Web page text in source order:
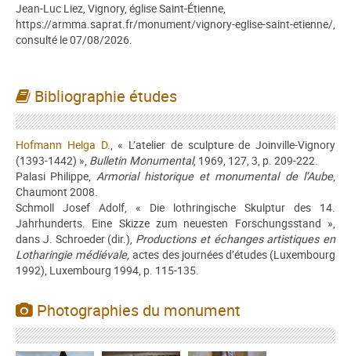
Jean-Luc Liez, Vignory, église Saint-Étienne,
https://armma.saprat.fr/monument/vignory-eglise-saint-etienne/,
consulté le 07/08/2026.
Bibliographie études
Hofmann Helga D.
, « L’atelier de sculpture de Joinville-Vignory
(1393-1442) », Bulletin Monumental, 1969, 127, 3, p. 209-222.
Palasi Philippe, Armorial historique et monumental de l’Aube,
Chaumont 2008.
Schmoll Josef Adolf, « Die lothringische Skulptur des 14.
Jahrhunderts. Eine Skizze zum neuesten Forschungsstand »,
dans J. Schroeder (dir.), Productions et échanges artistiques en
Lotharingie médiévale,actes des journées d’études (Luxembourg
1992), Luxembourg 1994, p. 115-135.
Photographies du monument